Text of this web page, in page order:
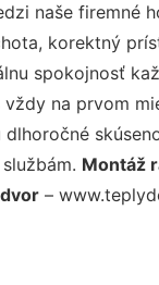
naše firemné
korektný
spokojnosť
na prvom
Montáž
–